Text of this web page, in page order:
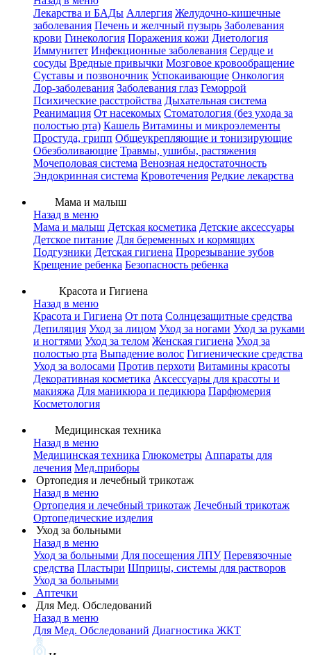
Лекарства и БАДы Аллергия Желудочно-кишечные
заболевания Печень и желчный пузырь Заболевания
крови Гинекология Поражения кожи Диетология
Иммунитет Инфекционные заболевания Сердце и
сосуды Вредные привычки Мозговое кровообращение
Суставы и позвоночник Успокаивающие Онкология
Лор-заболевания Заболевания глаз Геморрой
Психические расстройства Дыхательная система
Реанимация От насекомых Стоматология (без ухода за
полостью рта) Кашель Витамины и микроэлементы
Простуда, грипп Общеукрепляющие и тонизирующие
Обезболивающие Травмы, ушибы, растяжения
Мочеполовая система Венозная недостаточность
Эндокринная система Кровотечения Редкие лекарства
Мама и малыш
Назад в меню
Мама и малыш Детская косметика Детские аксессуары
Детское питание Для беременных и кормящих
Подгузники Детская гигиена Прорезывание зубов
Крещение ребенка Безопасность ребенка
Красота и Гигиена
Назад в меню
Красота и Гигиена От пота Солнцезащитные средства
Депиляция Уход за лицом Уход за ногами Уход за руками
и ногтями Уход за телом Женская гигиена Уход за
полостью рта Выпадение волос Гигиенические средства
Уход за волосами Против перхоти Витамины красоты
Декоративная косметика Аксессуары для красоты и
макияжа Для маникюра и педикюра Парфюмерия
Косметология
Медицинская техника
Назад в меню
Медицинская техника Глюкометры Аппараты для
лечения Мед.приборы
Ортопедия и лечебный трикотаж
Назад в меню
Ортопедия и лечебный трикотаж Лечебный трикотаж
Ортопедические изделия
Уход за больными
Назад в меню
Уход за больными Для посещения ЛПУ Перевязочные
средства Пластыри Шприцы, системы для растворов
Уход за больными
Аптечки
Для Мед. Обследований
Назад в меню
Для Мед. Обследований Диагностика ЖКТ